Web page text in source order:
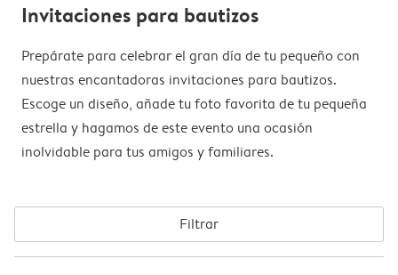
Invitaciones para bautizos
Prepárate para celebrar el gran día de tu pequeño con
nuestras encantadoras invitaciones para bautizos.
Escoge un diseño, añade tu foto favorita de tu pequeña
estrella y hagamos de este evento una ocasión
inolvidable para tus amigos y familiares.
Filtrar